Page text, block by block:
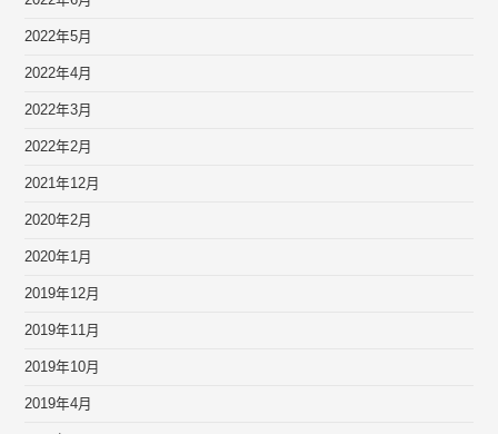
2022年5月
2022年4月
2022年3月
2022年2月
2021年12月
2020年2月
2020年1月
2019年12月
2019年11月
2019年10月
2019年4月